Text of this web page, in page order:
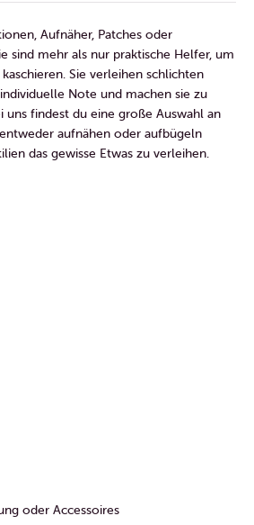
Aufnäher, Patches oder
sind mehr als nur praktische Helfer, um
Sie verleihen schlichten
Note und machen sie zu
uns findest du eine große Auswahl an
aufnähen oder aufbügeln
das gewisse Etwas zu verleihen.
oder Accessoires